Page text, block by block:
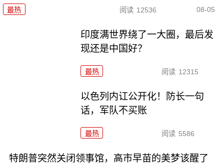
最热 阅读 12536 08-05
印度满世界绕了一大圈，最后发
现还是中国好？
最热 阅读 12315
以色列内讧公开化！防长一句
话，军队不买账
最热 阅读 5586
特朗普突然关闭领事馆，高市早苗的美梦该醒了